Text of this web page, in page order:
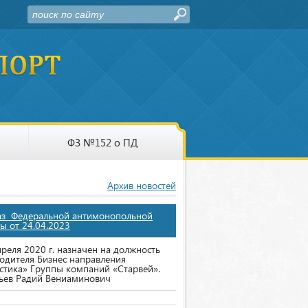
ФЗ №152 о ПД
Архив новостей
Федеральной антимонопольной
от 24.04.2023
2020 г. назначен на должность
Бизнес направления
Группы компаний «Старвей».
Радий Вениаминович